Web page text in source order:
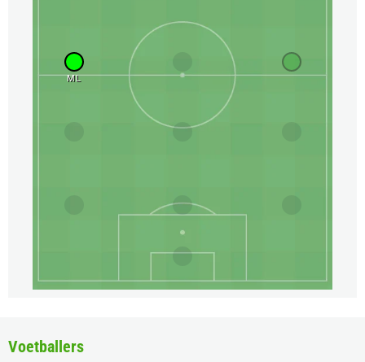
ML
Voetballers